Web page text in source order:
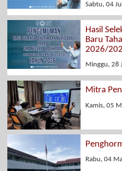
Sabtu, 04
Hasil
Baru
2026/
Minggu, 28
Mitra
Kamis, 05
Rabu, 04